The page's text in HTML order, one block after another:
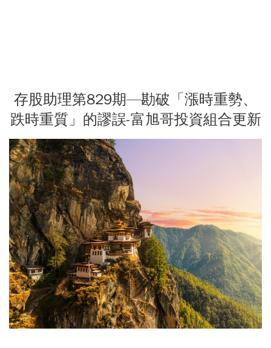
存股助理第829期—勘破「漲時重勢、
跌時重質」的謬誤-富旭哥投資組合更新